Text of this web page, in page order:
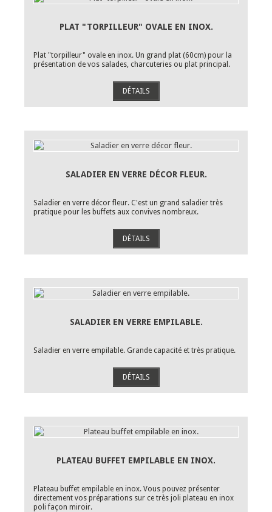
PLAT "TORPILLEUR" OVALE EN INOX.
Plat "torpilleur" ovale en inox. Un grand plat (60cm) pour la
présentation de vos salades, charcuteries ou plat principal.
DÉTAILS
SALADIER EN VERRE DÉCOR FLEUR.
Saladier en verre décor fleur. C'est un grand saladier très
pratique pour les buffets aux convives nombreux.
DÉTAILS
SALADIER EN VERRE EMPILABLE.
Saladier en verre empilable. Grande capacité et très pratique.
DÉTAILS
PLATEAU BUFFET EMPILABLE EN INOX.
Plateau buffet empilable en inox. Vous pouvez présenter
directement vos préparations sur ce très joli plateau en inox
poli façon miroir.